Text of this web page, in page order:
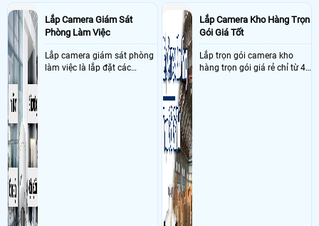
Lắp Camera Giám Sát
Phòng Làm Việc
Lắp camera giám sát phòng
làm việc là lắp đặt các
Lắp Camera Kho Hàng Trọn
Gói Giá Tốt
Lắp trọn gói camera kho
hàng trọn gói giá rẻ chỉ từ 4